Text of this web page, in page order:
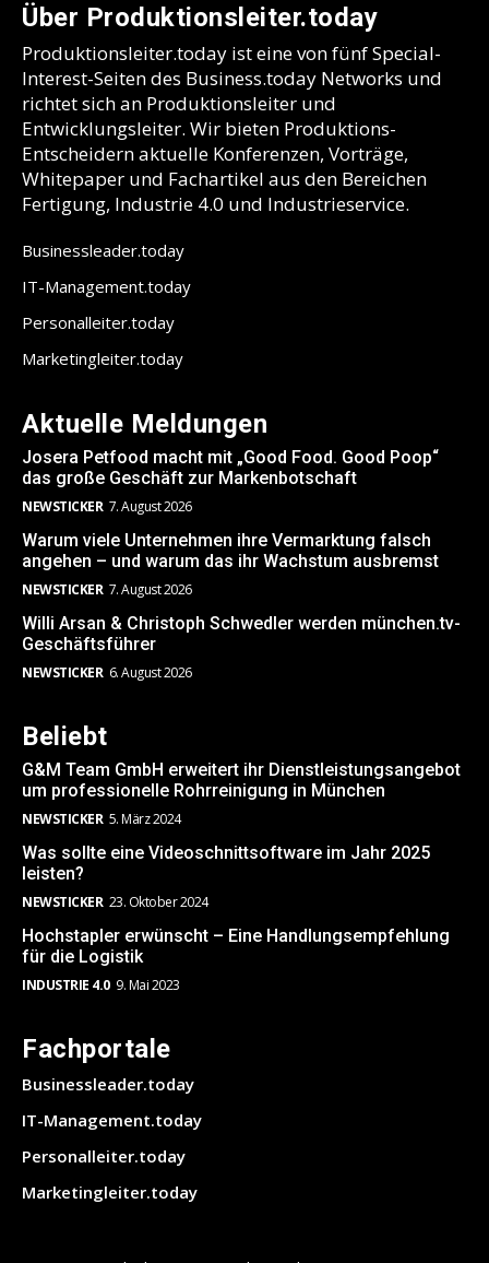
Über Produktionsleiter.today
Produktionsleiter.today ist eine von fünf Special-
Interest-Seiten des Business.today Networks und
richtet sich an Produktionsleiter und
Entwicklungsleiter. Wir bieten Produktions-
Entscheidern aktuelle Konferenzen, Vorträge,
Whitepaper und Fachartikel aus den Bereichen
Fertigung, Industrie 4.0 und Industrieservice.
Businessleader.today
IT-Management.today
Personalleiter.today
Marketingleiter.today
Aktuelle Meldungen
Josera Petfood macht mit „Good Food. Good Poop“
das große Geschäft zur Markenbotschaft
NEWSTICKER 7. August 2026
Warum viele Unternehmen ihre Vermarktung falsch
angehen – und warum das ihr Wachstum ausbremst
NEWSTICKER 7. August 2026
Willi Arsan & Christoph Schwedler werden münchen.tv-
Geschäftsführer
NEWSTICKER 6. August 2026
Beliebt
G&M Team GmbH erweitert ihr Dienstleistungsangebot
um professionelle Rohrreinigung in München
NEWSTICKER 5. März 2024
Was sollte eine Videoschnittsoftware im Jahr 2025
leisten?
NEWSTICKER 23. Oktober 2024
Hochstapler erwünscht – Eine Handlungsempfehlung
für die Logistik
INDUSTRIE 4.0 9. Mai 2023
Fachportale
Businessleader.today
IT-Management.today
Personalleiter.today
Marketingleiter.today